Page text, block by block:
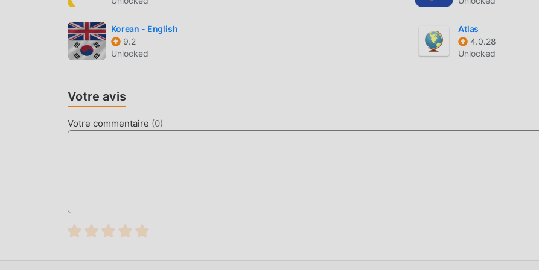
moddroid fournit non seulement l'original eNetViet 29.2 entièrement gratuit, mais attache également la version
mod, vous offrant les fonctions Free gratuitement, vous pouvez découvrir le plus haut niveau de eNetViet 29.2
avec la fonctionnalité la plus complète. De plus, tous les mods ont été authentifiés manuellement par moddroid,
c'est 100% gratuit et disponible. Maintenant, il vous suffit de télécharger moddroid sur le client, vous pouvez
télécharger et installer la version du mod Free eNetViet 29.2 en un seul clic, puis profiter de la commodité
TÉLÉCHARGER MAINTENANT
Cliquez simplement sur le bouton de téléchargement pour installer l'application moddroid, vous pouvez
Korean - English
9.2
Unlocked
Atlas
4.0.28
Unlocked
Votre avis
Votre commentaire (0)